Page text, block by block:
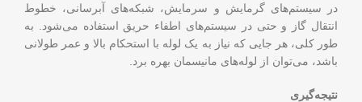
در سیستم‌های گرمایش و سرمایش، شبکه‌های آبرسانی، خطوط
انتقال گاز و حتی در سیستم‌های اطفاء حریق استفاده می‌شود. به
طور کلی، هر جایی که نیاز به یک لوله با استحکام بالا و عمر طولانی
باشد، می‌توان از لوله‌های مانیسمان بهره برد.
نتیجه‌گیری